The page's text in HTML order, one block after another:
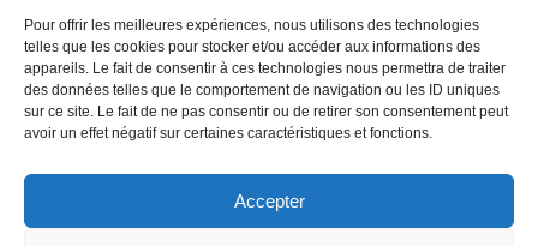
Pour offrir les meilleures expériences, nous utilisons des technologies
telles que les cookies pour stocker et/ou accéder aux informations des
appareils. Le fait de consentir à ces technologies nous permettra de traiter
des données telles que le comportement de navigation ou les ID uniques
sur ce site. Le fait de ne pas consentir ou de retirer son consentement peut
avoir un effet négatif sur certaines caractéristiques et fonctions.
Accepter
© ALL RIGHTS RESERVED. URBAN COMICS POUR LES